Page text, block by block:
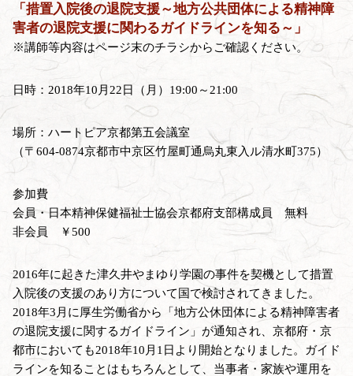
「措置入院後の退院支援～地方公共団体による精神障
害者の退院支援に関わるガイドラインを知る～」
※講師等内容はページ末のチラシからご確認ください。
日時：2018年10月22日（月）19:00～21:00
場所：ハートピア京都第五会議室
（〒604-0874京都市中京区竹屋町通烏丸東入ル清水町375）
参加費
会員・日本精神保健福祉士協会京都府支部構成員 無料
非会員 ￥500
2016年に起きた津久井やまゆり学園の事件を契機として措置
入院後の支援のあり方について国で検討されてきました。
2018年3月に厚生労働省から「地方公休団体による精神障害者
の退院支援に関するガイドライン」が通知され、京都府・京
都市においても2018年10月1日より開始となりました。ガイド
ラインを知ることはもちろんとして、当事者・家族や運用を